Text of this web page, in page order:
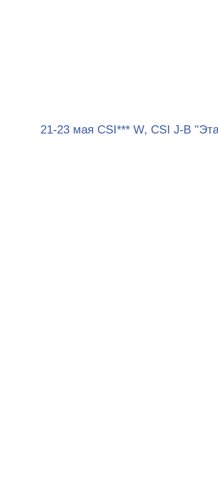
21-23 мая CSI*** W, CSI J-B